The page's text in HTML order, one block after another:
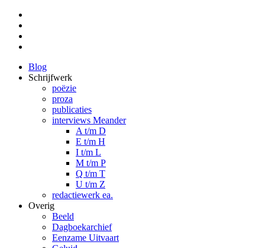
Blog
Schrijfwerk
poëzie
proza
publicaties
interviews Meander
A t/m D
E t/m H
I t/m L
M t/m P
Q t/m T
U t/m Z
redactiewerk ea.
Overig
Beeld
Dagboekarchief
Eenzame Uitvaart